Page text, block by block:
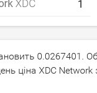
XDC
0.0267401 .
ціна XDC Network